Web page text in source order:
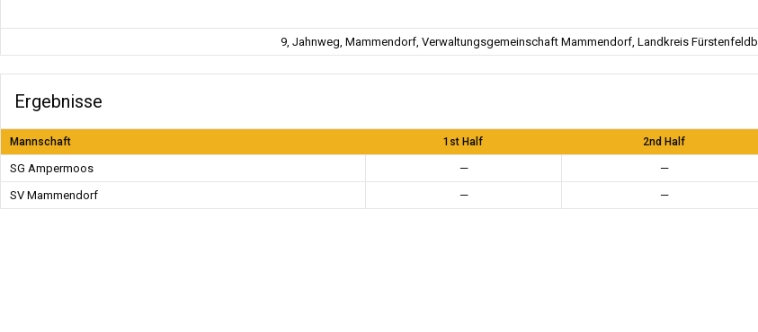
9, Jahnweg, Mammendorf, Verwaltungsgemeinschaft Mammendorf, Landkreis
Ergebnisse
Mannschaft 1st Half 2nd Half
SG Ampermoos — —
SV Mammendorf
— —